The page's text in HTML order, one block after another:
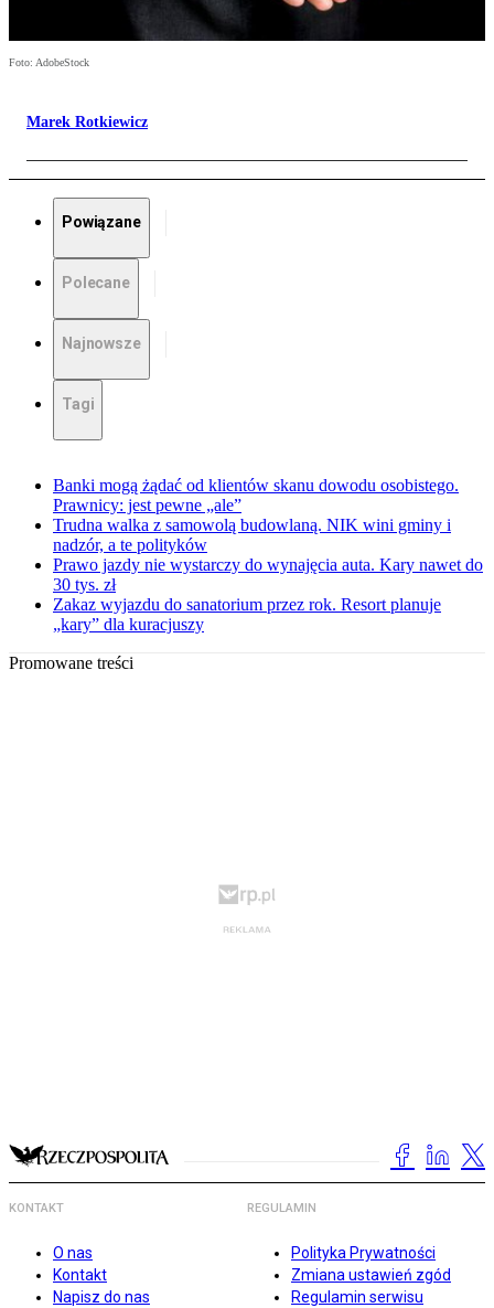
Foto: AdobeStock
Marek Rotkiewicz
Powiązane
Polecane
Najnowsze
Tagi
Banki mogą żądać od klientów skanu dowodu osobistego.
Prawnicy: jest pewne „ale”
Trudna walka z samowolą budowlaną. NIK wini gminy i
nadzór, a te polityków
Prawo jazdy nie wystarczy do wynajęcia auta. Kary nawet do
30 tys. zł
Zakaz wyjazdu do sanatorium przez rok. Resort planuje
„kary” dla kuracjuszy
Promowane treści
KONTAKT
O nas
Kontakt
Napisz do nas
REGULAMIN
Polityka Prywatności
Zmiana ustawień zgód
Regulamin serwisu